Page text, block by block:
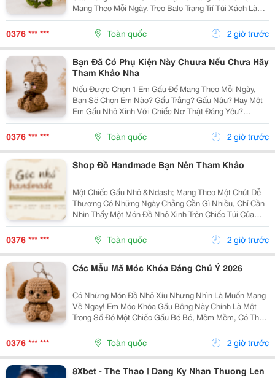
Mang Theo Mỗi Ngày. Treo Balo Trang Trí Túi Xách Làm
Móc Khóa Tặng Người Bạn Yêu Quý
Gocnhohandmade.com Không Cần Quá Nhiều Phụ
Kiện, Chỉ Một Em Gấu...
0376 *** *** Toàn quốc 2 giờ trước
Bạn Đã Có Phụ Kiện Này Chuưa Nếu Chưa Hãy
Tham Khảo Nha
Nếu Được Chọn 1 Em Gấu Để Mang Theo Mỗi Ngày,
Bạn Sẽ Chọn Em Nào? Gấu Trắng? Gấu Nâu? Hay Một
Em Gấu Nhỏ Xinh Với Chiếc Nơ Thật Đáng Yêu?
Những Chiếc Móc Khóa Gấu Bông Không Chỉ Là Phụ
Kiện Treo Túi Mà Còn Là Một Cách Để Bạn Thêm Chút
Cá Tính Vào...
0376 *** *** Toàn quốc 2 giờ trước
Shop Đồ Handmade Bạn Nên Tham Khảo
Một Chiếc Gấu Nhỏ &Ndash; Mang Theo Một Chút Dễ
Thương Có Những Ngày Chẳng Cần Gì Nhiều, Chỉ Cần
Nhìn Thấy Một Món Đồ Nhỏ Xinh Trên Chiếc Túi Của
Mình Cũng Đủ Thấy Vui Rồi Những Em Móc Khóa Gấu
Bông Được Làm Với Kiểu Dáng Đáng Yêu, Nhỏ Gọn,
Thích...
0376 *** *** Toàn quốc 2 giờ trước
Các Mẫu Mã Móc Khóa Đáng Chú Ý 2026
Có Những Món Đồ Nhỏ Xíu Nhưng Nhìn Là Muốn Mang
Về Ngay! Em Móc Khóa Gấu Bông Này Chính Là Một
Trong Số Đó Một Chiếc Gấu Bé Bé, Mềm Mềm, Có Thể
Treo Trên Balo, Túi Xách Hay Chìa Khóa. Mỗi Lần Nhìn
Thấy Lại Thấy Chiếc Túi Của Mình Đáng Yêu Hơn Một...
0376 *** *** Toàn quốc 2 giờ trước
8Xbet - The Thao | Dang Ky Nhan Thuong Len